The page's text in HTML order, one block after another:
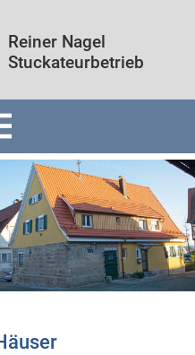
Reiner Nagel
Stuckateurbetrieb